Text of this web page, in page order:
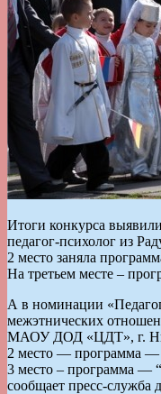
Итоги конкурса
педагог-психолог из
2 место заняла
На третьем месте –
А в номинации
межэтнических
МАОУ ДОД «ЦДТ», г.
2 место — программа —
3 место – программа —
сообщает пресс-служба